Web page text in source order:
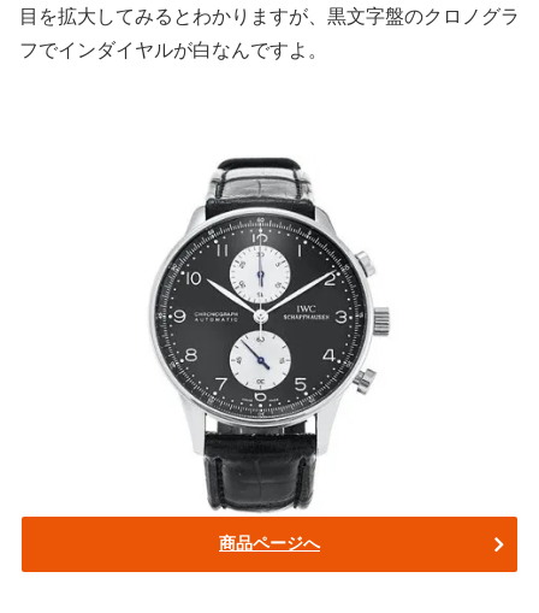
目を拡大してみるとわかりますが、黒文字盤のクロノグラ
フでインダイヤルが白なんですよ。
商品ページへ